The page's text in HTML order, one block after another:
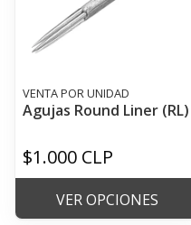
VENTA POR UNIDAD
Agujas Round Liner (RL)
$1.000 CLP
VER OPCIONES